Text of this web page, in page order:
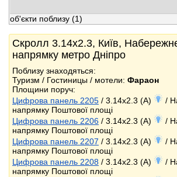
об'єкти поблизу (1)
Скролл 3.14x2.3, Київ,
напрямку метро Дніпро
Поблизу знаходяться:
Туризм / Гостиницы / мотели: Фараон
Площини поруч:
Цифрова панель 2205 / 3.14x2.3 (A)
/
напрямку Поштової площі
Цифрова панель 2206 / 3.14x2.3 (A)
/
напрямку Поштової площі
Цифрова панель 2207 / 3.14x2.3 (A)
/
напрямку Поштової площі
Цифрова панель 2208 / 3.14x2.3 (A)
/
напрямку Поштової площі